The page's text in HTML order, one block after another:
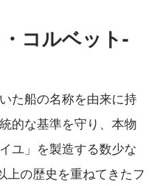
コルベット-
た船の名称を由来に持
的な基準を守り、本物
ユ」を製造する数少な
上の歴史を重ねてきたフ